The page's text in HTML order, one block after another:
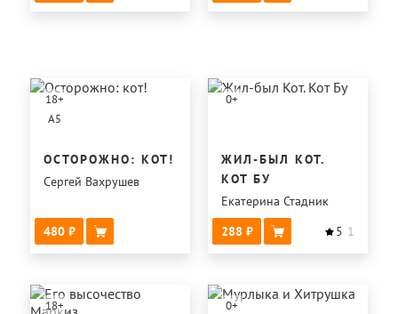
18+
A5
ОСТОРОЖНО: КОТ!
Сергей Вахрушев
480
0+
ЖИЛ-БЫЛ КОТ.
КОТ БУ
Екатерина Стадник
288
5 1
18+
0+